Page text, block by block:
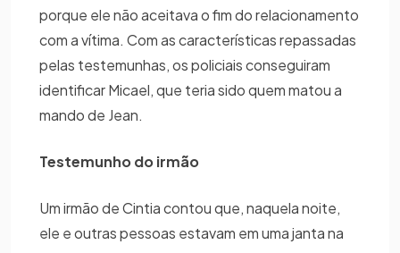
porque ele não aceitava o fim do relacionamento
com a vítima. Com as características repassadas
pelas testemunhas, os policiais conseguiram
identificar Micael, que teria sido quem matou a
mando de Jean.
Testemunho do irmão
Um irmão de Cintia contou que, naquela noite,
ele e outras pessoas estavam em uma janta na